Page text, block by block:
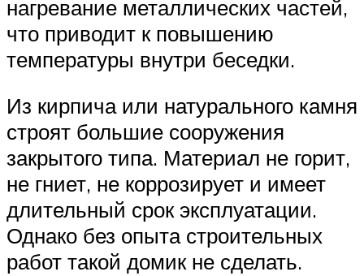
нагревание металлических частей,
что приводит к повышению
температуры внутри беседки.
Из кирпича или натурального камня
строят большие сооружения
закрытого типа. Материал не горит,
не гниет, не коррозирует и имеет
длительный срок эксплуатации.
Однако без опыта строительных
работ такой домик не сделать.